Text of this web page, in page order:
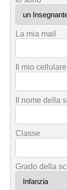
La mia mail
Il mio cellulare
Il nome della
Classe
Grado della